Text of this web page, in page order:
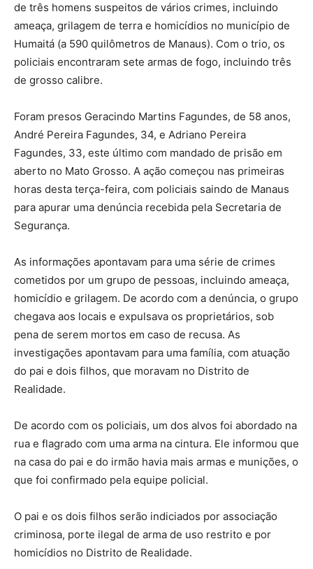
de três homens suspeitos de vários crimes, incluindo
ameaça, grilagem de terra e homicídios no município de
Humaitá (a 590 quilômetros de Manaus). Com o trio, os
policiais encontraram sete armas de fogo, incluindo três
de grosso calibre.
Foram presos Geracindo Martins Fagundes, de 58 anos,
André Pereira Fagundes, 34, e Adriano Pereira
Fagundes, 33, este último com mandado de prisão em
aberto no Mato Grosso. A ação começou nas primeiras
horas desta terça-feira, com policiais saindo de Manaus
para apurar uma denúncia recebida pela Secretaria de
Segurança.
As informações apontavam para uma série de crimes
cometidos por um grupo de pessoas, incluindo ameaça,
homicídio e grilagem. De acordo com a denúncia, o grupo
chegava aos locais e expulsava os proprietários, sob
pena de serem mortos em caso de recusa. As
investigações apontavam para uma família, com atuação
do pai e dois filhos, que moravam no Distrito de
Realidade.
De acordo com os policiais, um dos alvos foi abordado na
rua e flagrado com uma arma na cintura. Ele informou que
na casa do pai e do irmão havia mais armas e munições, o
que foi confirmado pela equipe policial.
O pai e os dois filhos serão indiciados por associação
criminosa, porte ilegal de arma de uso restrito e por
homicídios no Distrito de Realidade.